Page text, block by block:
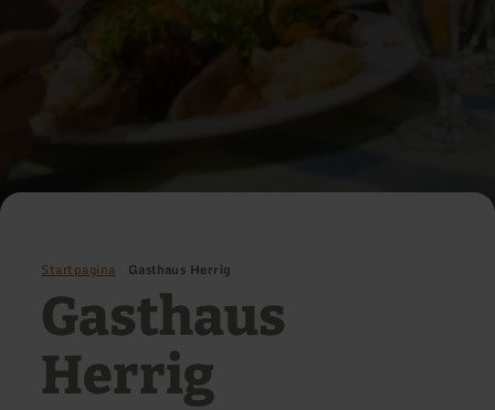
Startpagina Gasthaus Herrig
Gasthaus
Herrig